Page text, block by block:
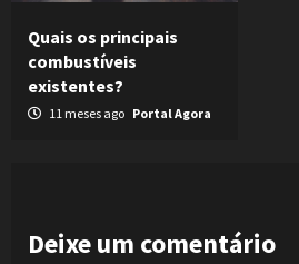
Quais os principais
combustíveis
existentes?
11 meses ago Portal Agora
Deixe um comentário